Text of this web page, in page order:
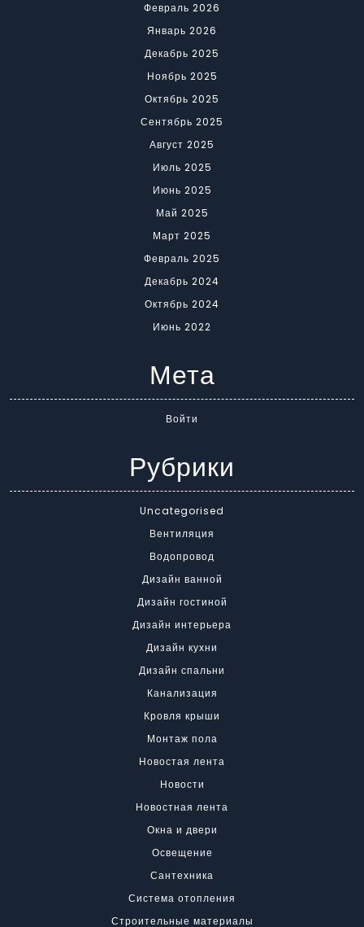
Февраль 2026
Январь 2026
Декабрь 2025
Ноябрь 2025
Октябрь 2025
Сентябрь 2025
Август 2025
Июль 2025
Июнь 2025
Май 2025
Март 2025
Февраль 2025
Декабрь 2024
Октябрь 2024
Июнь 2022
Мета
Войти
Рубрики
Uncategorised
Вентиляция
Водопровод
Дизайн ванной
Дизайн гостиной
Дизайн интерьера
Дизайн кухни
Дизайн спальни
Канализация
Кровля крыши
Монтаж пола
Новостая лента
Новости
Новостная лента
Окна и двери
Освещение
Сантехника
Система отопления
Строительные материалы